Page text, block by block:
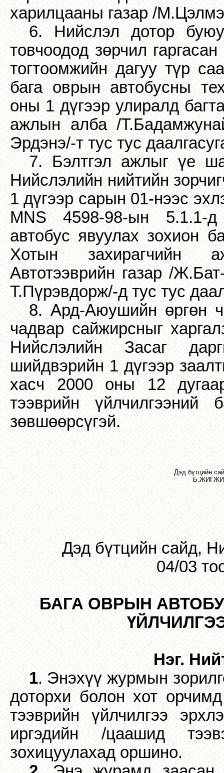
харилцааны газар /
6. Нийслэл дотор
товчоодод зөрчил
тогтоомжийн дагуу түр
бага оврын автобусны
оны 1 дүгээр улиралд
ажлын алба /
Эрдэнэ/-т тус тус
7. Бэлтгэл ажлыг үе
Нийслэлийн нийтийн
1 дүгээр сарын 01-нээс
MNS 4598-98-ын 5.1.1-д
автобус явуулах зохион
Хотын захирагчийн
Автотээврийн газар /Ж.Бат
Т.Пүрэвдорж/-д тус тус
8. Ард-Аюушийн өргөн
чадвар сайжирсныг
Нийслэлийн Засаг
шийдвэрийн 1 дүгээр
хасч 2000 оны 12
тээврийн үйлчилгээний
зөвшөөрсүгэй.
Дэд бүтцийн
Дэд бүтцийн сайд,
04/03
БАГА ОВРЫН
Нэг.
1. Энэхүү журмын
доторхи болон хот
тээврийн үйлчилгээ
иргэдийн /цаашид
зохицуулахад оршино.